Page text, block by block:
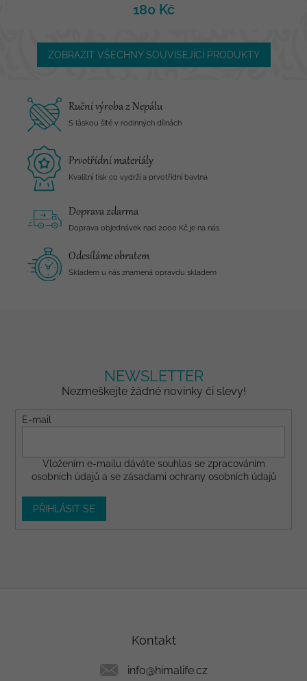
180 Kč
ZOBRAZIT VŠECHNY SOUVISEJÍCÍ PRODUKTY
Ruční výroba z Nepálu
S láskou šité v rodinných dílnách
Prvotřídní materiály
Kvalitní tisk co vydrží a prvotřídní bavlna
Doprava zdarma
Doprava objednávek nad 2000 Kč je na nás
Odesíláme obratem
Skladem u nás znamená opravdu skladem
NEWSLETTER
Nezmeškejte žádné novinky či slevy!
E-mail
Vložením e-mailu dáváte souhlas se zpracováním
osobních údajů a se zásadami ochrany osobních údajů
PŘIHLÁSIT SE
Kontakt
info@himalife.cz